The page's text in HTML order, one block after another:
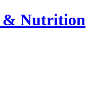
& Nutrition